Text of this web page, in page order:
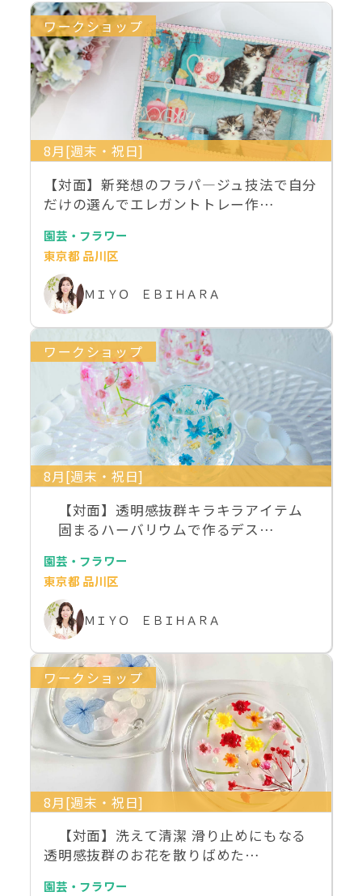
ワークショップ
8月[週末・祝日]
【対面】新発想のフラパ―ジュ技法で自分
だけの選んでエレガントトレー作…
園芸・フラワー
東京都 品川区
ＭＩＹＯ ＥＢＩＨＡＲＡ
ワークショップ
8月[週末・祝日]
【対面】透明感抜群キラキラアイテム
固まるハーバリウムで作るデス…
園芸・フラワー
東京都 品川区
ＭＩＹＯ ＥＢＩＨＡＲＡ
ワークショップ
8月[週末・祝日]
【対面】洗えて清潔 滑り止めにもなる
透明感抜群のお花を散りばめた…
園芸・フラワー